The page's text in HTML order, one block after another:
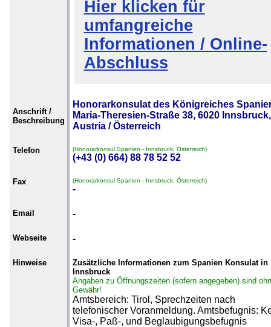
Hier klicken für
umfangreiche
Informationen / Online-
Abschluss
Anschrift /
Beschreibung
Honorarkonsulat des Königreiches
Maria-Theresien-Straße 38, 6020 Innsbruck,
Austria / Österreich
Telefon (Honorarkonsul Spanien - Innsbruck, Österreich)
(+43 (0) 664) 88 78 52 52
Fax (Honorarkonsul Spanien - Innsbruck, Österreich)
-
Email -
Webseite -
Hinweise
Zusätzliche Informationen zum Spanien Konsulat in
Innsbruck
Angaben zu Öffnungszeiten (sofern angegeben) sind
Gewähr!
Amtsbereich: Tirol, Sprechzeiten nach
telefonischer Voranmeldung. Amtsbefugnis:
Visa-, Paß-, und Beglaubigungsbefugnis